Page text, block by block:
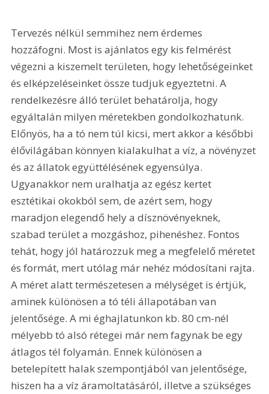
Tervezés nélkül semmihez nem érdemes
hozzáfogni. Most is ajánlatos egy kis felmérést
végezni a kiszemelt területen, hogy lehetőségeinket
és elképzeléseinket össze tudjuk egyeztetni. A
rendelkezésre álló terület behatárolja, hogy
egyáltalán milyen méretekben gondolkozhatunk.
Előnyös, ha a tó nem túl kicsi, mert akkor a későbbi
élővilágában könnyen kialakulhat a víz, a növényzet
és az állatok együttélésének egyensúlya.
Ugyanakkor nem uralhatja az egész kertet
esztétikai okokból sem, de azért sem, hogy
maradjon elegendő hely a dísznövényeknek,
szabad terület a mozgáshoz, pihenéshez. Fontos
tehát, hogy jól határozzuk meg a megfelelő méretet
és formát, mert utólag már nehéz módosítani rajta.
A méret alatt természetesen a mélységet is értjük,
aminek különösen a tó téli állapotában van
jelentősége. A mi éghajlatunkon kb. 80 cm-nél
mélyebb tó alsó rétegei már nem fagynak be egy
átlagos tél folyamán. Ennek különösen a
betelepített halak szempontjából van jelentősége,
hiszen ha a víz áramoltatásáról, illetve a szükséges